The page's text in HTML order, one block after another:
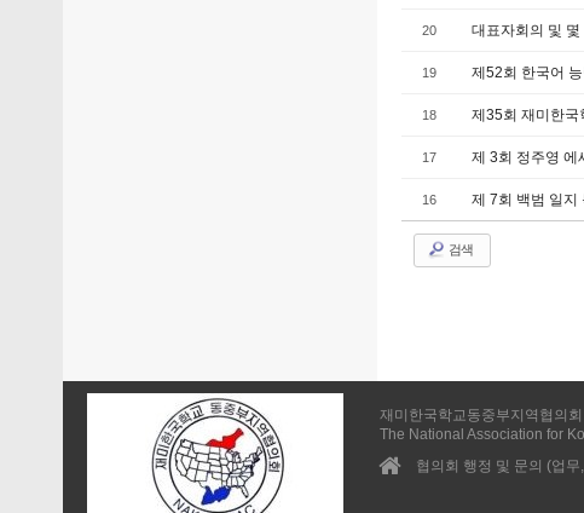
20 대표자회의 및
19 제52회 한국어
18 제35회 재미한국
17 제 3회 정주영 에
16 제 7회 백범 일지
검색
재미한국학교동중부지역협의회
The National Association for
협의회 행정 및 문의 (업